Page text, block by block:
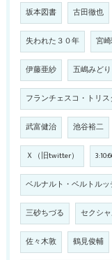
坂本図書 古田徹也
失われた３０年 宮
伊藤亜紗 五嶋みどり
フランチェスコ・トリス
武富健治 池谷裕二
Ｘ（旧twitter）
ベルナルト・ベルトルッ
三砂ちづる セクシ
佐々木敦 鶴見俊輔